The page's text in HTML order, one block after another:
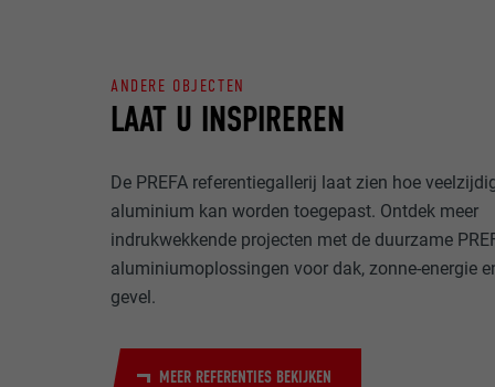
LAAT U INSPIREREN
ANDERE OBJECTEN
De PREFA referentiegallerij laat zien hoe
aluminium kan worden toegepast. Ontdek meer
indrukwekkende projecten met de duurzame
aluminiumoplossingen voor dak, zonne-energie
gevel.
MEER REFERENTIES BEKIJKEN
AANBIEDER
VERVALTIJD
DOEL
MARKETING &
"Marketing &
gebruikt om
websites te
meer nodig
NAAM
AANBIEDER